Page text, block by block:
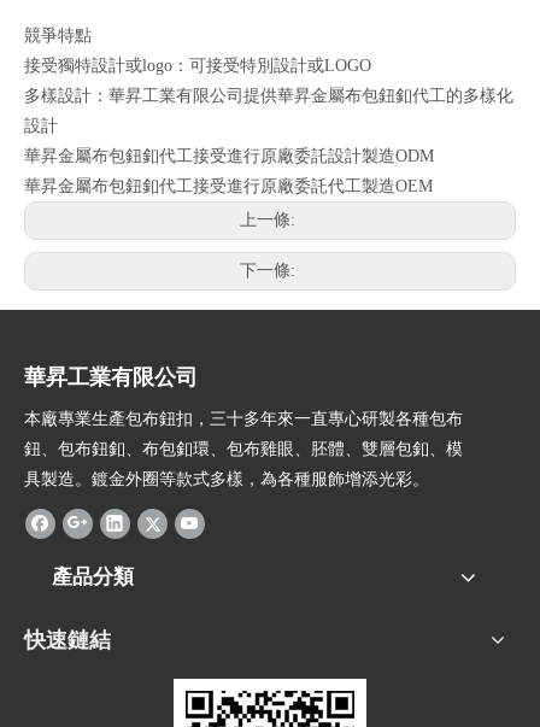
競爭特點
接受獨特設計或logo：可接受特別設計或LOGO
多樣設計：華昇工業有限公司提供華昇金屬布包鈕釦代工的多樣化
設計
華昇金屬布包鈕釦代工接受進行原廠委託設計製造ODM
華昇金屬布包鈕釦代工接受進行原廠委託代工製造OEM
上一條:
下一條:
華昇工業有限公司
本廠專業生產包布鈕扣，三十多年來一直專心研製各種包布
鈕、包布鈕釦、布包釦環、包布雞眼、胚體、雙層包釦、模
具製造。鍍金外圈等款式多樣，為各種服飾增添光彩。
產品分類
快速鏈結